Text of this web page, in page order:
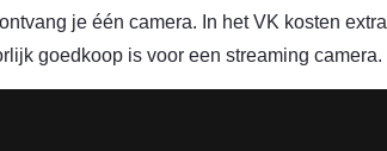
je één camera. In het VK kosten extra
goedkoop is voor een streaming camera.